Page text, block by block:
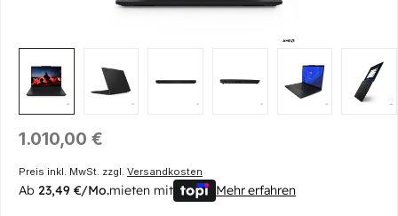
Regulärer Preis:
1.010,00 €
Preis inkl. MwSt. zzgl. Versandkosten
Ab 23,49 €/Mo.mieten mit Mehr erfahren